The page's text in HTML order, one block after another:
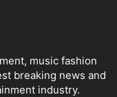
music fashion
breaking news and
industry.